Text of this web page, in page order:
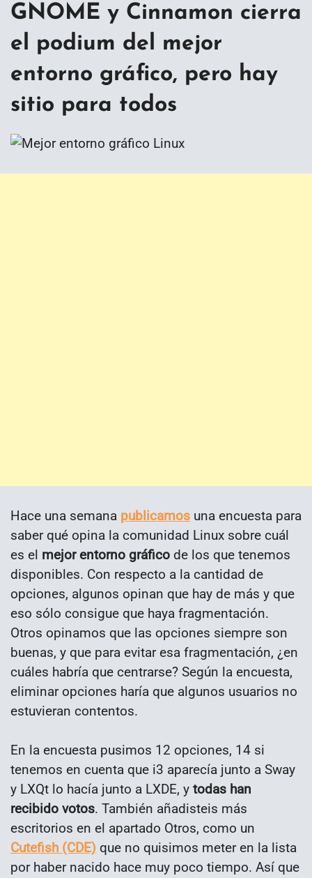
GNOME y Cinnamon cierra
el podium del mejor
entorno gráfico, pero hay
sitio para todos
Hace una semana publicamos una encuesta para
saber qué opina la comunidad Linux sobre cuál
es el mejor entorno gráfico de los que tenemos
disponibles. Con respecto a la cantidad de
opciones, algunos opinan que hay de más y que
eso sólo consigue que haya fragmentación.
Otros opinamos que las opciones siempre son
buenas, y que para evitar esa fragmentación, ¿en
cuáles habría que centrarse? Según la encuesta,
eliminar opciones haría que algunos usuarios no
estuvieran contentos.
En la encuesta pusimos 12 opciones, 14 si
tenemos en cuenta que i3 aparecía junto a Sway
y LXQt lo hacía junto a LXDE, y todas han
recibido votos. También añadisteis más
escritorios en el apartado Otros, como un
Cutefish (CDE) que no quisimos meter en la lista
por haber nacido hace muy poco tiempo. Así que